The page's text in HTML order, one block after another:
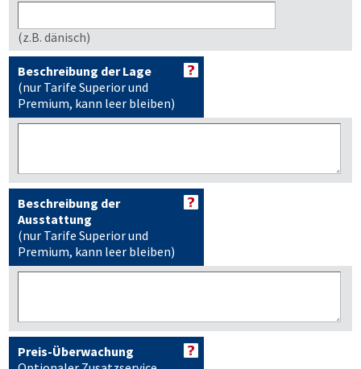
(z.B. dänisch)
Beschreibung der Lage
(nur Tarife Superior und
Premium, kann leer bleiben)
Beschreibung der
Ausstattung
(nur Tarife Superior und
Premium, kann leer bleiben)
Preis-Überwachung